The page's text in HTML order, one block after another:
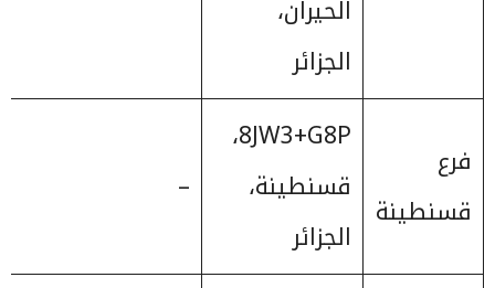
الحيران،
الجزائر
فرع
قسنطينة
8JW3+G8P،
قسنطينة،
الجزائر
–